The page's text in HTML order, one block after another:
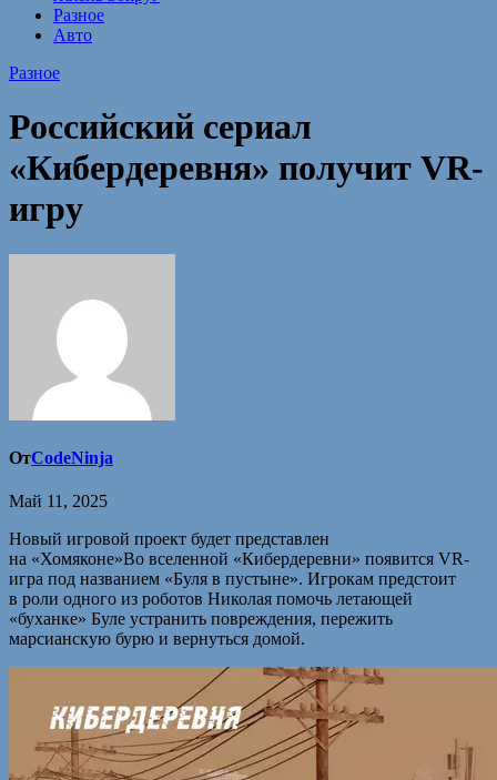
Разное
Авто
Разное
Российский сериал
«Кибердеревня» получит VR-
игру
ОтCodeNinja
Май 11, 2025
Новый игровой проект будет представлен
на «Хомяконе»Во вселенной «Кибердеревни» появится VR-
игра под названием «Буля в пустыне». Игрокам предстоит
в роли одного из роботов Николая помочь летающей
«буханке» Буле устранить повреждения, пережить
марсианскую бурю и вернуться домой.